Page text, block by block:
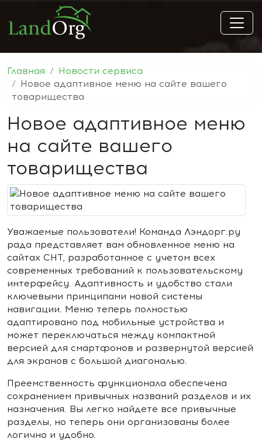
Главная
Новости сервиса
Новое адаптивное меню на сайте вашего
товарищества
Новое адаптивное меню
на сайте вашего
товарищества
Уважаемые пользователи! Команда Лэндорг.ру
рада представляет вам обновленное меню на
сайтах СНТ, разработанное с учетом всех
современных требований к пользовательскому
интерфейсу. Адаптивность и удобство стали
ключевыми принципами новой системы
навигации. Меню теперь полностью
адаптировано под мобильные устройства и
может переключаться между компактной
версией для смартфонов и развернутой версией
для экранов с большой диагональю.
Преемственность функционала обеспечена
сохранением привычных названий разделов и их
назначения. Вы легко найдете все привычные
разделы, но теперь они организованы более
логично и удобно.